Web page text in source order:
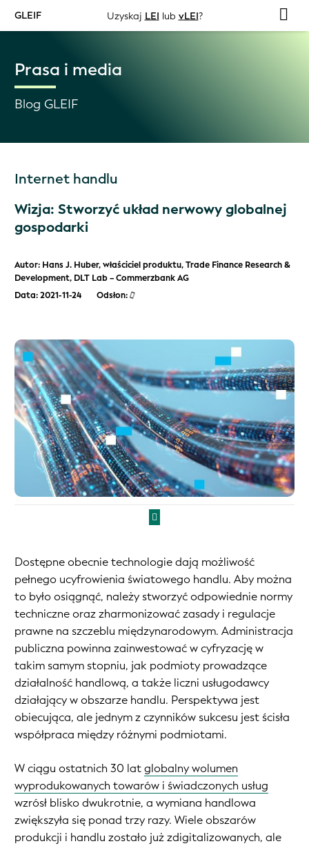
GLEIF Uzyskaj LEI lub vLEI?
Prasa i media
Blog GLEIF
Internet handlu
Wizja: Stworzyć układ nerwowy globalnej
gospodarki
Autor: Hans J. Huber, właściciel produktu, Trade Finance Research &
Development, DLT Lab – Commerzbank AG
Data: 2021-11-24
Odsłon:
Dostępne obecnie technologie dają możliwość
pełnego ucyfrowienia światowego handlu. Aby można
to było osiągnąć, należy stworzyć odpowiednie normy
techniczne oraz zharmonizować zasady i regulacje
prawne na szczeblu międzynarodowym. Administracja
publiczna powinna zainwestować w cyfryzację w
takim samym stopniu, jak podmioty prowadzące
działalność handlową, a także liczni usługodawcy
działający w obszarze handlu. Perspektywa jest
obiecująca, ale jednym z czynników sukcesu jest ścisła
współpraca między różnymi podmiotami.
W ciągu ostatnich 30 latglobalny wolumen
wyprodukowanych towarów i świadczonych usług
wzrósł blisko dwukrotnie, a wymiana handlowa
zwiększyła się ponad trzy razy. Wiele obszarów
produkcji i handlu zostało już zdigitalizowanych, ale